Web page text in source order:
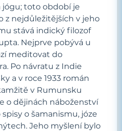
jógu; toto období je
z nejdůležitějších v jeho
stává indický filozof
Nejprve pobývá u
meditovat do
Po návratu z Indie
a v roce 1933 román
v Rumunsku
o dějinách náboženství
o šamanismu, józe
Jeho myšlení bylo